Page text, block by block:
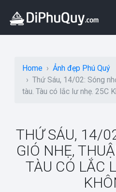
Home
Ảnh đẹp Phú Quý
Thứ Sáu, 14/02: Sóng
tàu. Tàu có lắc lư nhẹ. 25C
THỨ SÁU, 14/
GIÓ NHẸ,
TÀU CÓ LẮC